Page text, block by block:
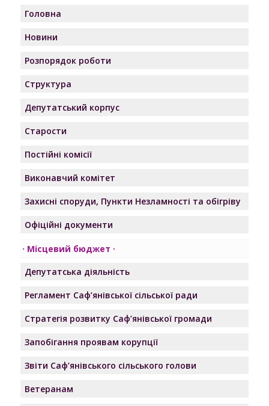
Головна
Новини
Розпорядок роботи
Структура
Депутатський корпус
Старости
Постійні комісії
Виконавчий комітет
Захисні споруди, Пункти Незламності та обігріву
Офіційні документи
Місцевий бюджет
Депутатська діяльність
Регламент Саф’янівської сільської ради
Стратегія розвитку Саф’янівської громади
Запобігання проявам корупції
Звіти Саф’янівського сільського голови
Ветеранам